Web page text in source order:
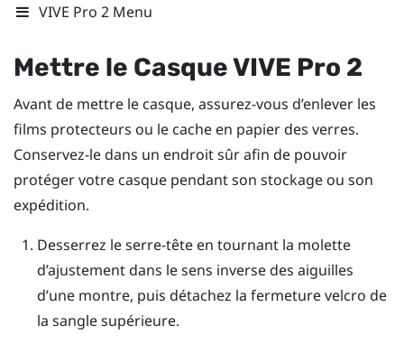
VIVE Pro 2 Menu
Mettre le Casque VIVE Pro 2
Avant de mettre le casque, assurez-vous d’enlever les
films protecteurs ou le cache en papier des verres.
Conservez-le dans un endroit sûr afin de pouvoir
protéger votre casque pendant son stockage ou son
expédition.
Desserrez le serre-tête en tournant la molette
d’ajustement dans le sens inverse des aiguilles
d’une montre, puis détachez la fermeture velcro de
la sangle supérieure.